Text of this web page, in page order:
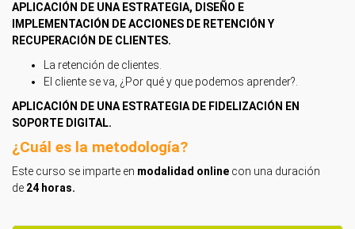
APLICACIÓN DE UNA ESTRATEGIA, DISEÑO E
IMPLEMENTACIÓN DE ACCIONES DE RETENCIÓN Y
RECUPERACIÓN DE CLIENTES.
La retención de clientes.
El cliente se va, ¿Por qué y que podemos aprender?.
APLICACIÓN DE UNA ESTRATEGIA DE FIDELIZACIÓN EN
SOPORTE DIGITAL.
¿Cuál es la metodología?
Este curso se imparte en modalidad online con una duración
de 24 horas.